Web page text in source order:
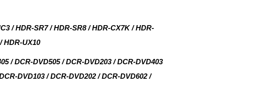
/ HDR-SR7 / HDR-SR8 / HDR-CX7K / HDR-
HDR-UX10
/ DCR-DVD505 / DCR-DVD203 / DCR-DVD403
DVD103 / DCR-DVD202 / DCR-DVD602 /